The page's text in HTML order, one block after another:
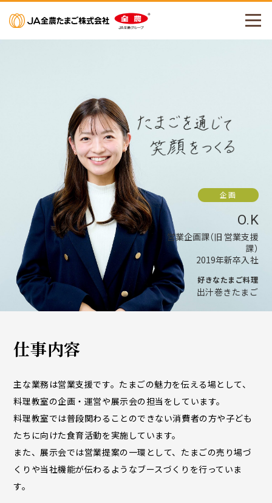
メニューを開く
企画
O.K
営業企画課（旧 営業支援
課）
2019年新卒入社
好きなたまご料理
出汁巻きたまご
仕事内容
主な業務は営業支援です。たまごの魅力を伝える場として、
料理教室の企画・運営や展示会の担当をしています。
料理教室では普段関わることのできない消費者の方や子ども
たちに向けた食育活動を実施しています。
また、展示会では営業提案の一環として、たまごの売り場づ
くりや当社機能が伝わるようなブースづくりを行っていま
す。